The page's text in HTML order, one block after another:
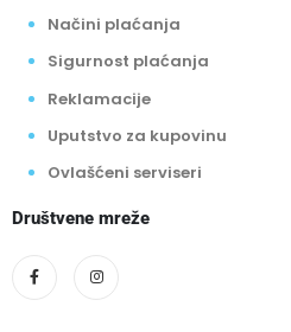
Načini plaćanja
Sigurnost plaćanja
Reklamacije
Uputstvo za kupovinu
Ovlašćeni serviseri
Društvene mreže